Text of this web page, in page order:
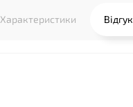
Характеристики